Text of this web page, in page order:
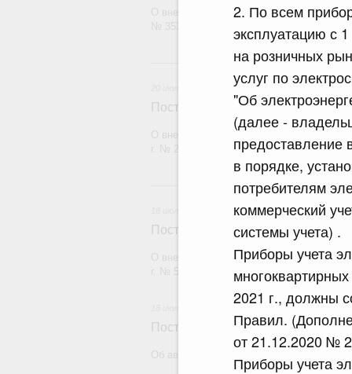
2. По всем
эксплуатацию с
на розничных
услуг по
"Об
(далее -
предоставление
в порядке,
потребителям
коммерческий
системы учета) .
Приборы учета
2021 г., должны
Правил.
от 21.12.2020 №
Приборы учета
О внесении изменения в постановление
20
Постановление Правительства
Постановление Правительства
О внесении изменений в
Постановление Правительства